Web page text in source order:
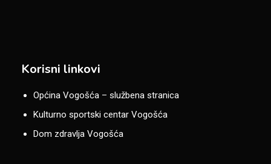
Korisni linkovi
Općina Vogošća – službena stranica
Kulturno sportski centar Vogošća
Dom zdravlja Vogošća